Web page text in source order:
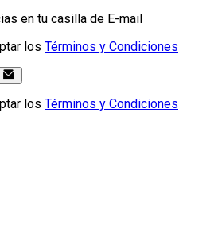
en tu casilla de E-mail
los Términos y Condiciones
los Términos y Condiciones